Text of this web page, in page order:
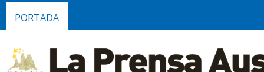
PORTADA